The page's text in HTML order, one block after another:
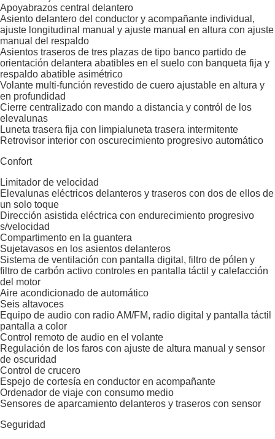
Apoyabrazos central delantero
Asiento delantero del conductor y acompañante individual,
ajuste longitudinal manual y ajuste manual en altura con ajuste
manual del respaldo
Asientos traseros de tres plazas de tipo banco partido de
orientación delantera abatibles en el suelo con banqueta fija y
respaldo abatible asimétrico
Volante multi-función revestido de cuero ajustable en altura y
en profundidad
Cierre centralizado con mando a distancia y contról de los
elevalunas
Luneta trasera fija con limpialuneta trasera intermitente
Retrovisor interior con oscurecimiento progresivo automático
Confort
Limitador de velocidad
Elevalunas eléctricos delanteros y traseros con dos de ellos de
un solo toque
Dirección asistida eléctrica con endurecimiento progresivo
s/velocidad
Compartimento en la guantera
Sujetavasos en los asientos delanteros
Sistema de ventilación con pantalla digital, filtro de pólen y
filtro de carbón activo controles en pantalla táctil y calefacción
del motor
Aire acondicionado de automático
Seis altavoces
Equipo de audio con radio AM/FM, radio digital y pantalla táctil
pantalla a color
Control remoto de audio en el volante
Regulación de los faros con ajuste de altura manual y sensor
de oscuridad
Control de crucero
Espejo de cortesía en conductor en acompañante
Ordenador de viaje con consumo medio
Sensores de aparcamiento delanteros y traseros con sensor
Seguridad